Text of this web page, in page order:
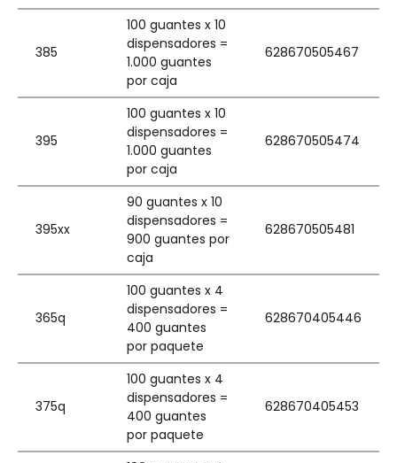
385
100 guantes x 10
dispensadores =
1.000 guantes
por caja
628670505467
395
100 guantes x 10
dispensadores =
1.000 guantes
por caja
628670505474
395xx
90 guantes x 10
dispensadores =
900 guantes por
caja
628670505481
365q
100 guantes x 4
dispensadores =
400 guantes
por paquete
628670405446
375q
100 guantes x 4
dispensadores =
400 guantes
por paquete
628670405453